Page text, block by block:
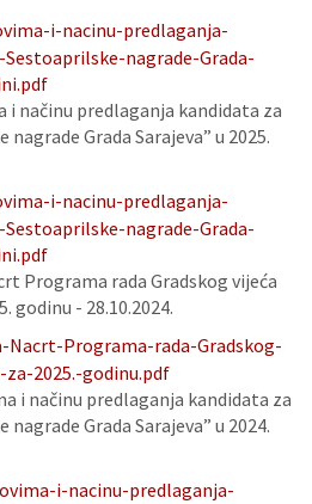
i-nacinu-predlaganja-
nagrade-Grada-
i načinu predlaganja kandidata za
Grada Sarajeva” u 2025.
i-nacinu-predlaganja-
nagrade-Grada-
Programa rada Gradskog vijeća
godinu - 28.10.2024.
Nacrt-Programa-rada-Gradskog-
za-2025.-godinu.pdf
i načinu predlaganja kandidata za
Grada Sarajeva” u 2024.
i-nacinu-predlaganja-